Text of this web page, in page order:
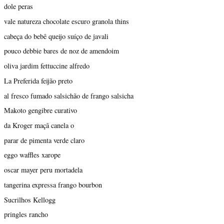
dole peras
vale natureza chocolate escuro granola thins
cabeça do bebê queijo suíço de javali
pouco debbie bares de noz de amendoim
oliva jardim fettuccine alfredo
La Preferida feijão preto
al fresco fumado salsichão de frango salsicha
Makoto gengibre curativo
da Kroger maçã canela o
parar de pimenta verde claro
eggo waffles xarope
oscar mayer peru mortadela
tangerina expressa frango bourbon
Sucrilhos Kellogg
pringles rancho